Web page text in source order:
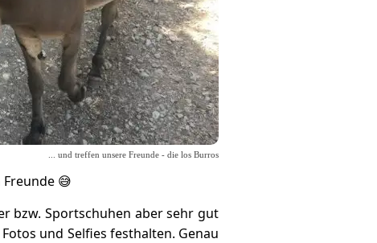
... und treffen unsere Freunde - die los Burros
😅
bzw. Sportschuhen aber sehr gut
und Selfies festhalten. Genau